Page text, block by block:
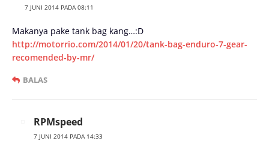
7 JUNI 2014 PADA 08:11
Makanya pake tank bag kang…:D
http://motorrio.com/2014/01/20/tank-bag-enduro-7-gear-
recomended-by-mr/
BALAS
RPMspeed
7 JUNI 2014 PADA 14:33